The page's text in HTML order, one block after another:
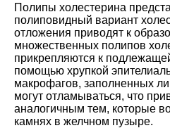
Полипы холестерина
полиповидный вариант
отложения приводят к
множественных полипов
прикрепляются к
помощью хрупкой
макрофагов, заполненных
могут отламываться, что
аналогичным тем, которые
камнях в желчном пузыре.